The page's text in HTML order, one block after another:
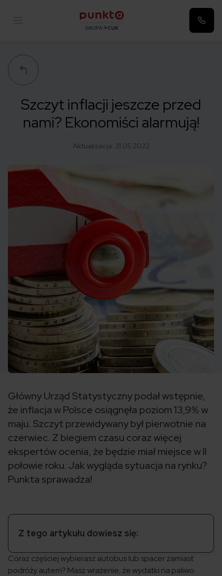
Szczyt inflacji jeszcze przed
nami? Ekonomiści alarmują!
Aktualizacja: 31.05.2022
Główny Urząd Statystyczny podał wstępnie,
że inflacja w Polsce osiągnęła poziom 13,9% w
maju. Szczyt przewidywany był pierwotnie na
czerwiec. Z biegiem czasu coraz więcej
ekspertów ocenia, że będzie miał miejsce w II
połowie roku. Jak wygląda sytuacja na rynku?
Punkta sprawadza!
Z tego artykułu dowiesz się:
Coraz częściej wybierasz autobus lub spacer zamiast
podróży autem? Masz wrażenie, że wydatki na paliwo